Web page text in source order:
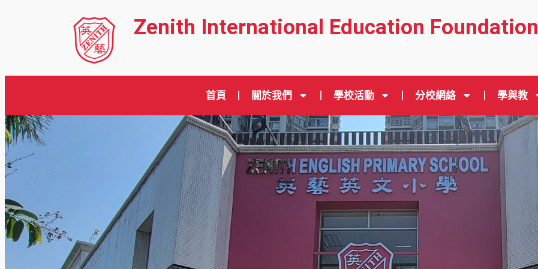
Zenith International Education Foundation
首頁 關於我們 學校活動 分校網絡 學與教